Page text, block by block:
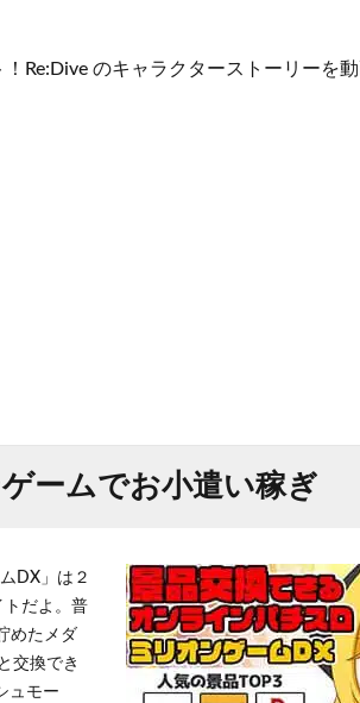
Re:Dive のキャラクターストーリーを
ームでお小遣い稼ぎ
DX」は２
トだよ。普
めたメダ
交換でき
ュモー